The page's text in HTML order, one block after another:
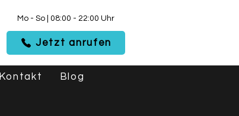
Mo - So | 08:00 - 22:00 Uhr
Jetzt anrufen
Kontakt Blog